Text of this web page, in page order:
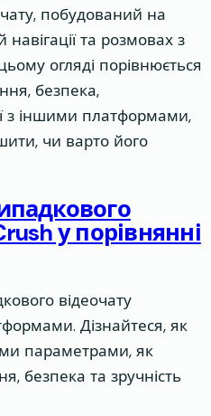
побудований на
та розмовах з
огляді порівнюється
безпека,
з іншими платформами,
чи варто його
у порівнянні
відеочату
Дізнайтеся, як
параметрами, як
безпека та зручність